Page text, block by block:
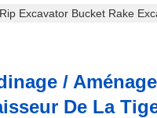
Excavator Bucket Rake
/
De La